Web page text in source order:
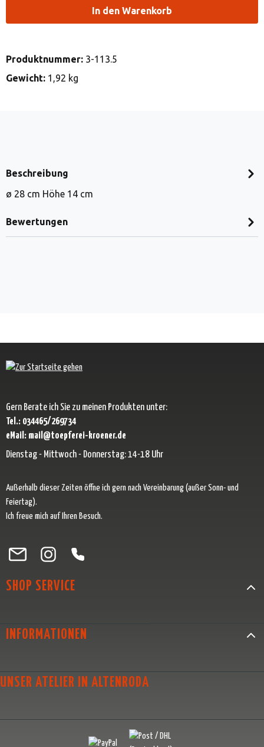
In den Warenkorb
Produktnummer: 3-113.5
Gewicht: 1,92 kg
Beschreibung
ø 28 cm Höhe 14 cm
Bewertungen
Gern Berate ich Sie zu meinen Produkten unter:
Tel.: 034465/269734
eMail: mail@toepferei-kroener.de
Dienstag - Mittwoch - Donnerstag: 14-18 Uhr
Außerhalb dieser Zeiten öffne ich gern nach Vereinbarung (außer Sonn- und
Feiertag).
Ich freue mich auf Ihren Besuch.
Besuche uns auf Facebook – öffnet in neuem Tab (externer Link)
Schau auf Instagram vorbei – öffnet in neuem Tab (externer Link)
Lass dich auf Pinterest inspirieren – öffnet in neuem Tab
Folge uns auf X – öffnet in neuem Tab (externer Link)
SHOP SERVICE
INFORMATIONEN
UNSER ATELIER IN ALTENRODA